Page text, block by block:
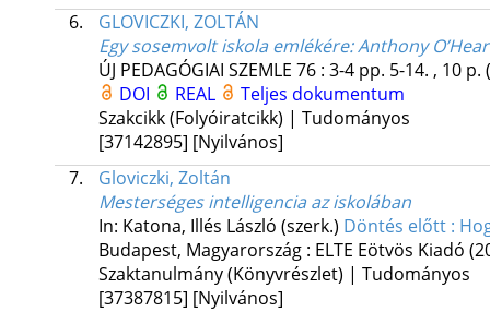
6.
GLOVICZKI, ZOLTÁN
Egy sosemvolt iskola emlékére: Anthony
ÚJ PEDAGÓGIAI SZEMLE 76: 3-4 pp. 5-14. , 10 p.
DOI
REAL
Teljes dokumentum
Szakcikk (Folyóiratcikk) | Tudományos
[37142895] [Nyilvános]
7.
Gloviczki, Zoltán
Mesterséges intelligencia az iskolában
In: Katona, Illés László (szerk.) Döntés előtt :
Budapest, Magyarország : ELTE Eötvös Kiadó
Szaktanulmány (Könyvrészlet) | Tudományos
[37387815] [Nyilvános]